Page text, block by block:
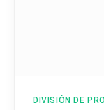
DIVISIÓN DE